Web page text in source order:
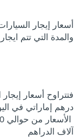
أسعار إيجار
والمدة التي تتم
درهم إماراتي في
آلاف الدراهم